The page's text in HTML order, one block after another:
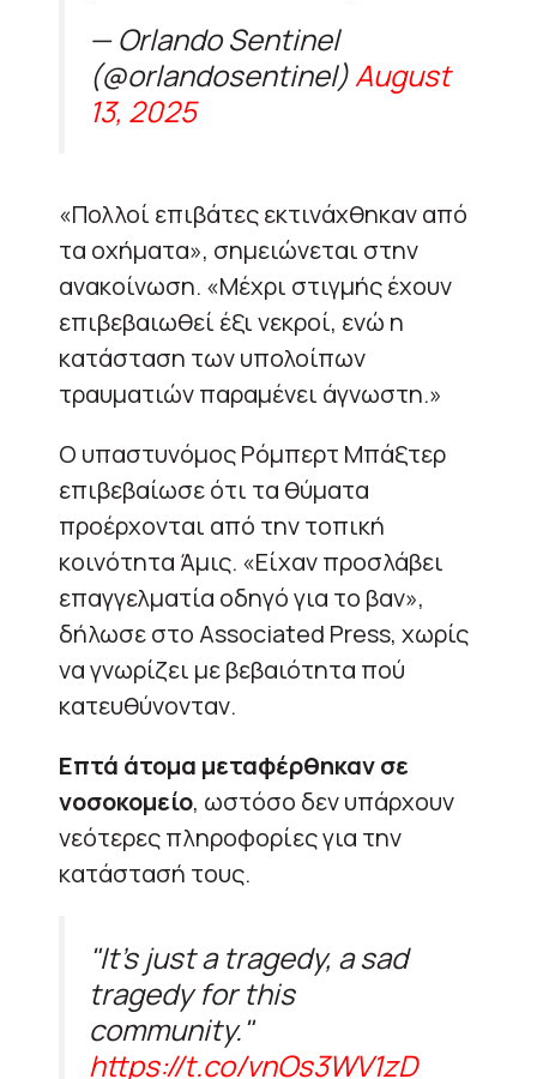
— Orlando Sentinel
(@orlandosentinel)August
13, 2025
«Πολλοί επιβάτες εκτινάχθηκαν από
τα οχήματα», σημειώνεται στην
ανακοίνωση. «Μέχρι στιγμής έχουν
επιβεβαιωθεί έξι νεκροί, ενώ η
κατάσταση των υπολοίπων
τραυματιών παραμένει άγνωστη.»
Ο υπαστυνόμος Ρόμπερτ Μπάξτερ
επιβεβαίωσε ότι τα θύματα
προέρχονται από την τοπική
κοινότητα Άμις. «Είχαν προσλάβει
επαγγελματία οδηγό για το βαν»,
δήλωσε στο Associated Press, χωρίς
να γνωρίζει με βεβαιότητα πού
κατευθύνονταν.
Επτά άτομα μεταφέρθηκαν σε
νοσοκομείο, ωστόσο δεν υπάρχουν
νεότερες πληροφορίες για την
κατάστασή τους.
"It's just a tragedy, a sad
tragedy for this
community."
https://t.co/vnOs3WV1zD